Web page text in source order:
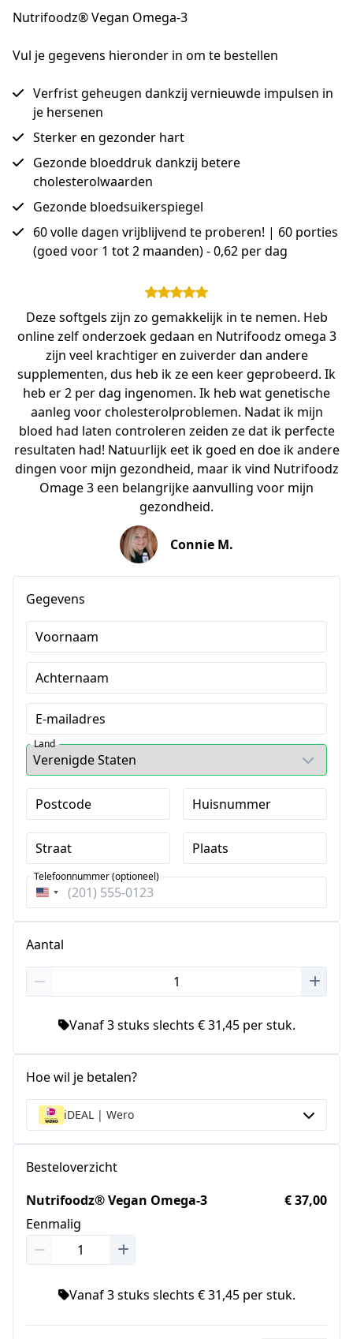
Nutrifoodz® Vegan Omega-3
Vul je gegevens hieronder in om te bestellen
Verfrist geheugen dankzij vernieuwde impulsen in
je hersenen
Sterker en gezonder hart
Gezonde bloeddruk dankzij betere
cholesterolwaarden
Gezonde bloedsuikerspiegel
60 volle dagen vrijblijvend te proberen! | 60 porties
(goed voor 1 tot 2 maanden) - 0,62 per dag
Deze softgels zijn zo gemakkelijk in te nemen. Heb
online zelf onderzoek gedaan en Nutrifoodz omega 3
zijn veel krachtiger en zuiverder dan andere
supplementen, dus heb ik ze een keer geprobeerd. Ik
heb er 2 per dag ingenomen. Ik heb wat genetische
aanleg voor cholesterolproblemen. Nadat ik mijn
bloed had laten controleren zeiden ze dat ik perfecte
resultaten had! Natuurlijk eet ik goed en doe ik andere
dingen voor mijn gezondheid, maar ik vind Nutrifoodz
Omage 3 een belangrijke aanvulling voor mijn
gezondheid.
Connie M.
Gegevens
Voornaam
Achternaam
E-mailadres
Land
Postcode Huisnummer
Straat Plaats
Verenigde
Telefoonnummer (optioneel)
Aantal
Vanaf 3 stuks slechts € 31,45 per stuk.
Hoe wil je betalen?
iDEAL | Wero
Besteloverzicht
Nutrifoodz® Vegan Omega-3
Eenmalig
€ 37,00
Vanaf 3 stuks slechts € 31,45 per stuk.